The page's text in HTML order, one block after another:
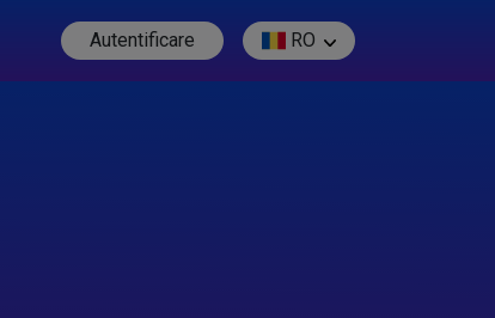
Autentificare RO